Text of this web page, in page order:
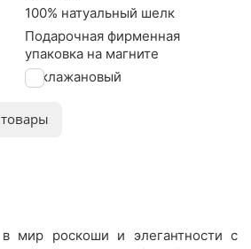
100% натуальный шелк
Подарочная фирменная
упаковка на магните
Баклажановый
мир роскоши и элегантности с